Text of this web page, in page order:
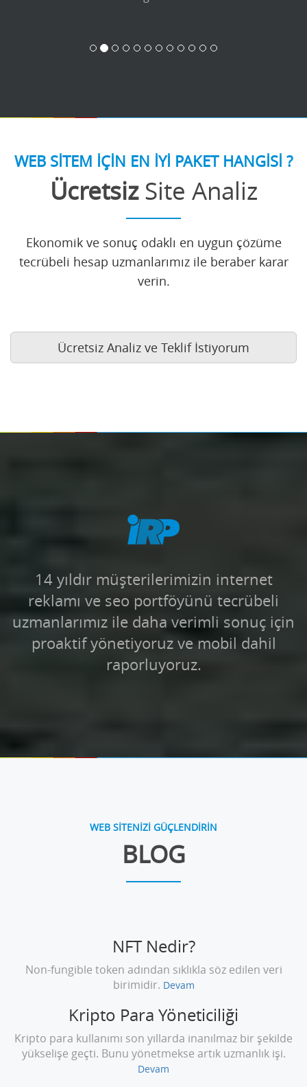
WEB SİTEM İÇİN EN İYİ PAKET HANGİSİ ?
ÜcretsizSite Analiz
Ekonomik ve sonuç odaklı en uygun çözüme
tecrübeli hesap uzmanlarımız ile beraber karar
verin.
Ücretsiz Analiz ve Teklif İstiyorum
14 yıldır müşterilerimizin internet
reklamı ve seo portföyünü tecrübeli
uzmanlarımız ile daha verimli sonuç için
proaktif yönetiyoruz ve mobil dahil
raporluyoruz.
WEB SİTENİZİ GÜÇLENDİRİN
BLOG
NFT Nedir?
Non-fungible token adından sıklıkla söz edilen veri
birimidir. Devam
Kripto Para Yöneticiliği
Kripto para kullanımı son yıllarda inanılmaz bir şekilde
yükselişe geçti. Bunu yönetmekse artık uzmanlık işi.
Devam